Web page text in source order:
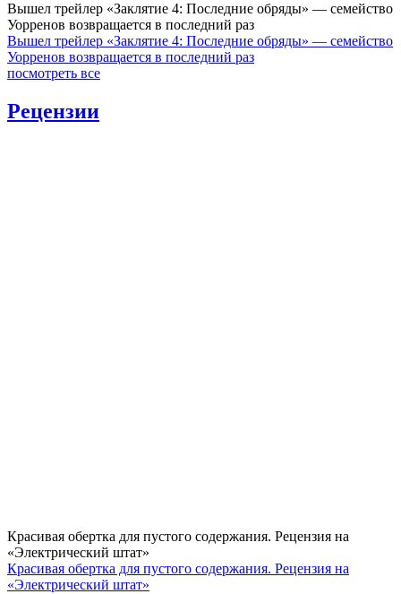
Вышел трейлер «Заклятие 4: Последние обряды» — семейство
Уорренов возвращается в последний раз
Вышел трейлер «Заклятие 4: Последние обряды» — семейство
Уорренов возвращается в последний раз
посмотреть все
Рецензии
Красивая обертка для пустого содержания. Рецензия на
«Электрический штат»
Красивая обертка для пустого содержания. Рецензия на
«Электрический штат»